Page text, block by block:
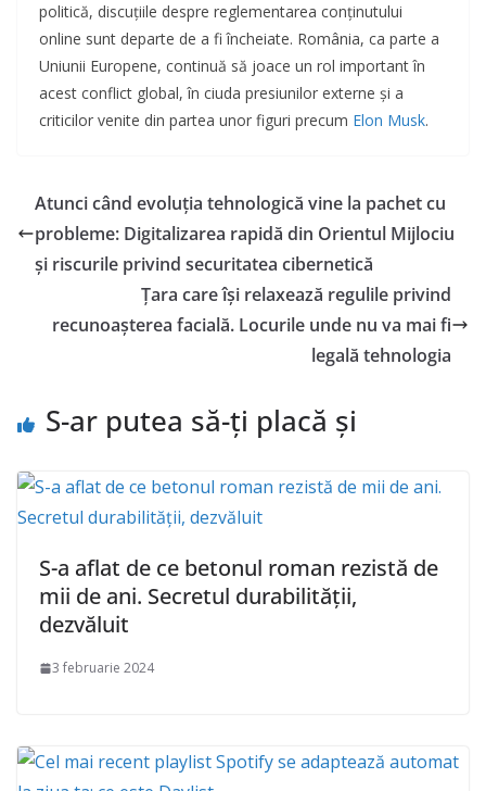
politică, discuțiile despre reglementarea conținutului
online sunt departe de a fi încheiate. România, ca parte a
Uniunii Europene, continuă să joace un rol important în
acest conflict global, în ciuda presiunilor externe și a
criticilor venite din partea unor figuri precum Elon Musk.
Atunci când evoluția tehnologică vine la pachet cu
probleme: Digitalizarea rapidă din Orientul Mijlociu
și riscurile privind securitatea cibernetică
Țara care își relaxează regulile privind
recunoașterea facială. Locurile unde nu va mai fi
legală tehnologia
S-ar putea să-ți placă și
S-a aflat de ce betonul roman rezistă de
mii de ani. Secretul durabilității,
dezvăluit
3 februarie 2024